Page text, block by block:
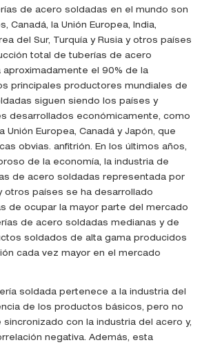
de acero soldadas en el mundo son
Canadá, la Unión Europea, India,
del Sur, Turquía y Rusia y otros países
total de tuberías de acero
el 90% de la
principales productores mundiales de
siguen siendo los países y
desarrollados económicamente, como
Unión Europea, Canadá y Japón, que
obvias. anfitrión. En los últimos años,
de la economía, la industria de
de acero soldadas representada por
otros países se ha desarrollado
de ocupar la mayor parte del mercado
de acero soldadas medianas y de
soldados de alta gama producidos
cada vez mayor en el mercado
soldada pertenece a la industria del
de los productos básicos, pero no
con la industria del acero y,
negativa. Además, esta